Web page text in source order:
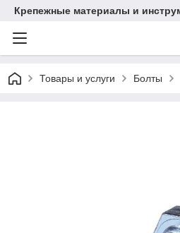
Крепежные материалы и
Товары и услуги Болты